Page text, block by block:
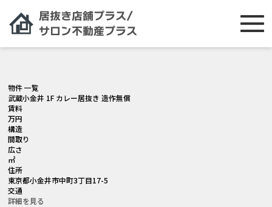
物件 一覧
武蔵小金井 1F カレー居抜き 造作無償
賃料
万円
構造
間取り
広さ
㎡
住所
東京都小金井市中町3丁目17-5
交通
詳細を見る